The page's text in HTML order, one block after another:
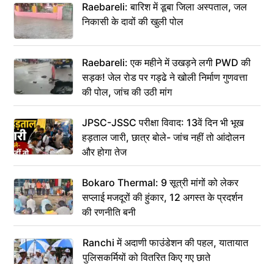
Raebareli: बारिश में डूबा जिला अस्पताल, जल
निकासी के दावों की खुली पोल
Raebareli: एक महीने में उखड़ने लगी PWD की
सड़क! जेल रोड पर गड्ढे ने खोली निर्माण गुणवत्ता
की पोल, जांच की उठी मांग
JPSC-JSSC परीक्षा विवाद: 13वें दिन भी भूख
हड़ताल जारी, छात्र बोले- जांच नहीं तो आंदोलन
और होगा तेज
Bokaro Thermal: 9 सूत्री मांगों को लेकर
सप्लाई मजदूरों की हुंकार, 12 अगस्त के प्रदर्शन
की रणनीति बनी
Ranchi में अदाणी फाउंडेशन की पहल, यातायात
पुलिसकर्मियों को वितरित किए गए छाते